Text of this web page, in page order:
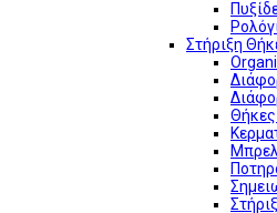
Στήριξη
Θήκες